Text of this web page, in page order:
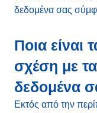
δεδομένα σας
Ποια είναι
σχέση με
δεδομένα
Εκτός από την